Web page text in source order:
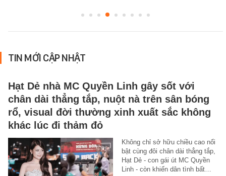
TIN MỚI CẬP NHẬT
Hạt Dẻ nhà MC Quyền Linh gây sốt với
chân dài thẳng tắp, nuột nà trên sân bóng
rổ, visual đời thường xinh xuất sắc không
khác lúc đi thảm đỏ
Không chỉ sở hữu chiều cao nổi
bật cùng đôi chân dài thẳng tắp,
Hạt Dẻ - con gái út MC Quyền
Linh - còn khiến dân tình bất…